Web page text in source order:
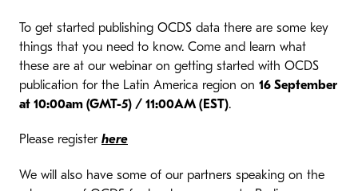
To get started publishing OCDS data there are some key
things that you need to know. Come and learn what
these are at our webinar on getting started with OCDS
publication for the Latin America region on 16 September
at 10:00am (GMT-5) / 11:00AM (EST).
Please register here
We will also have some of our partners speaking on the